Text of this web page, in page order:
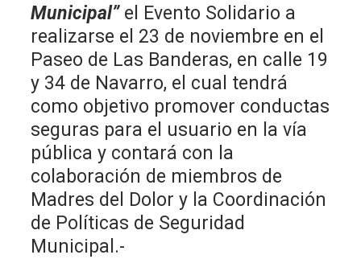
Municipal”el Evento Solidario a
realizarse el 23 de noviembre en el
Paseo de Las Banderas, en calle 19
y 34 de Navarro, el cual tendrá
como objetivo promover conductas
seguras para el usuario en la vía
pública y contará con la
colaboración de miembros de
Madres del Dolor y la Coordinación
de Políticas de Seguridad
Municipal.-